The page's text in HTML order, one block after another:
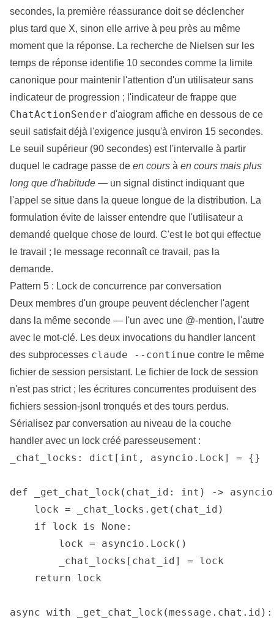
secondes, la première réassurance doit se déclencher
plus tard que X, sinon elle arrive à peu près au même
moment que la réponse. La recherche de Nielsen sur les
temps de réponse identifie 10 secondes comme la limite
canonique pour maintenir l'attention d'un utilisateur sans
indicateur de progression ; l'indicateur de frappe que
ChatActionSender d'aiogram affiche en dessous de ce
seuil satisfait déjà l'exigence jusqu'à environ 15 secondes.
Le seuil supérieur (90 secondes) est l'intervalle à partir
duquel le cadrage passe de en cours à en cours mais plus
long que d'habitude — un signal distinct indiquant que
l'appel se situe dans la queue longue de la distribution. La
formulation évite de laisser entendre que l'utilisateur a
demandé quelque chose de lourd. C'est le bot qui effectue
le travail ; le message reconnaît ce travail, pas la
demande.
Pattern 5 : Lock de concurrence par conversation
Deux membres d'un groupe peuvent déclencher l'agent
dans la même seconde — l'un avec une @-mention, l'autre
avec le mot-clé. Les deux invocations du handler lancent
des subprocesses claude --continue contre le même
fichier de session persistant. Le fichier de lock de session
n'est pas strict ; les écritures concurrentes produisent des
fichiers session-jsonl tronqués et des tours perdus.
Sérialisez par conversation au niveau de la couche
handler avec un lock créé paresseusement :
_chat_locks: dict[int, asyncio.Lock] = {}
def _get_chat_lock(chat_id: int) ->
    lock = _chat_locks.get(chat_id)
    if lock is None:
        lock = asyncio.Lock()
        _chat_locks[chat_id] = lock
    return lock
async with _get_chat_lock(message.chat.id):